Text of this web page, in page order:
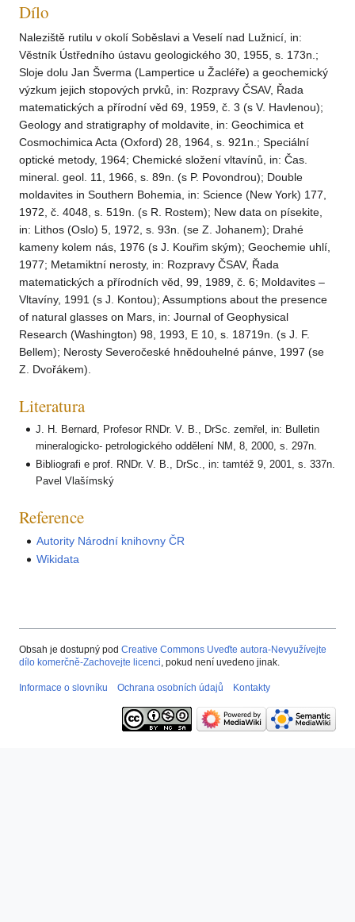
Dílo
Naleziště rutilu v okolí Soběslavi a Veselí nad Lužnicí, in:
Věstník Ústředního ústavu geologického 30, 1955, s. 173n.;
Sloje dolu Jan Šverma (Lampertice u Žacléře) a geochemický
výzkum jejich stopových prvků, in: Rozpravy ČSAV, Řada
matematických a přírodní věd 69, 1959, č. 3 (s V. Havlenou);
Geology and stratigraphy of moldavite, in: Geochimica et
Cosmochimica Acta (Oxford) 28, 1964, s. 921n.; Speciální
optické metody, 1964; Chemické složení vltavínů, in: Čas.
mineral. geol. 11, 1966, s. 89n. (s P. Povondrou); Double
moldavites in Southern Bohemia, in: Science (New York) 177,
1972, č. 4048, s. 519n. (s R. Rostem); New data on písekite,
in: Lithos (Oslo) 5, 1972, s. 93n. (se Z. Johanem); Drahé
kameny kolem nás, 1976 (s J. Kouřim ským); Geochemie uhlí,
1977; Metamiktní nerosty, in: Rozpravy ČSAV, Řada
matematických a přírodních věd, 99, 1989, č. 6; Moldavites –
Vltavíny, 1991 (s J. Kontou); Assumptions about the presence
of natural glasses on Mars, in: Journal of Geophysical
Research (Washington) 98, 1993, E 10, s. 18719n. (s J. F.
Bellem); Nerosty Severočeské hnědouhelné pánve, 1997 (se
Z. Dvořákem).
Literatura
J. H. Bernard, Profesor RNDr. V. B., DrSc. zemřel, in: Bulletin
mineralogicko- petrologického oddělení NM, 8, 2000, s. 297n.
Bibliografi e prof. RNDr. V. B., DrSc., in: tamtéž 9, 2001, s. 337n.
Pavel Vlašímský
Reference
Autority Národní knihovny ČR
Wikidata
Obsah je dostupný pod Creative Commons Uveďte autora-Nevyužívejte
dílo komerčně-Zachovejte licenci , pokud není uvedeno jinak.
Informace o slovníku Ochrana osobních údajů Kontakty